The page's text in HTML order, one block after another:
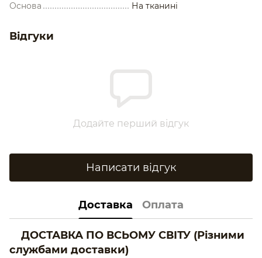
Основа На тканині
Відгуки
Додайте перший відгук
Написати відгук
Доставка Оплата
ДОСТАВКА ПО ВСЬОМУ СВІТУ (Різними
службами доставки)